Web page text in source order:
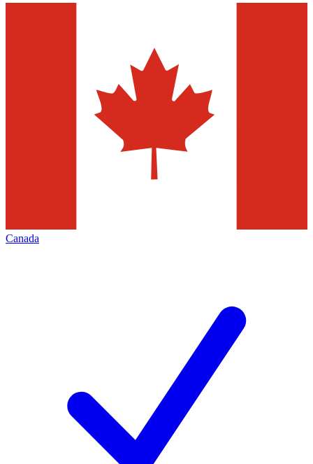
Canada